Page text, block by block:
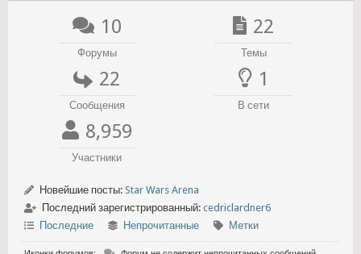
10
Форумы
22
Темы
22
Сообщения
1
В сети
8,959
Участники
Новейшие посты: Star Wars Arena
Последний зарегистрированный: cedriclardner6
Последние
Непрочитанные Метки